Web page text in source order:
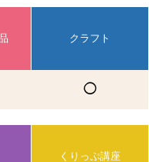
クラフト
◯
くりっぷ講座